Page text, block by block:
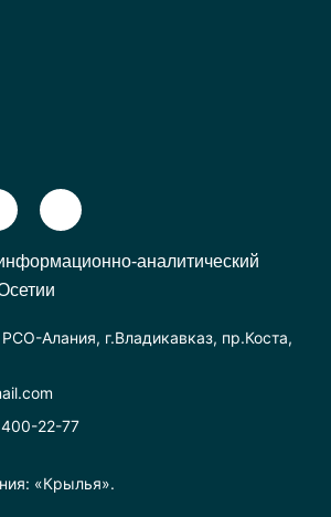
«Крылья».
аналитический
РСО-Алания, г.Владикавказ, пр.Коста,
22-77